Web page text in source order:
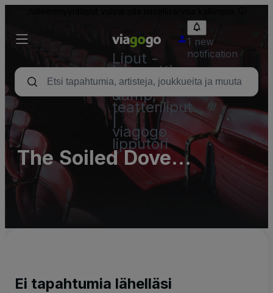
Liput -
konsertti,
urheilu
&amp;
teatteriliput
viagogo
lipputori
1 new
notification
The Soiled Dove
Underground
Ei tapahtumia lähelläsi